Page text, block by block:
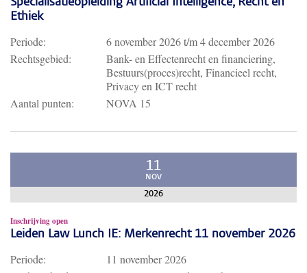
Specialisatieopleiding Artificial Intelligence, Recht en
Ethiek
Periode: 6 november 2026t/m4 december 2026
Rechtsgebied:
Bank- en Effectenrecht en financiering,
Bestuurs(proces)recht, Financieel recht,
Privacy en ICT recht
Aantal punten:
NOVA 15
11
NOV
2026
Inschrijving open
Leiden Law Lunch IE: Merkenrecht 11 november 2026
Periode:
11 november 2026